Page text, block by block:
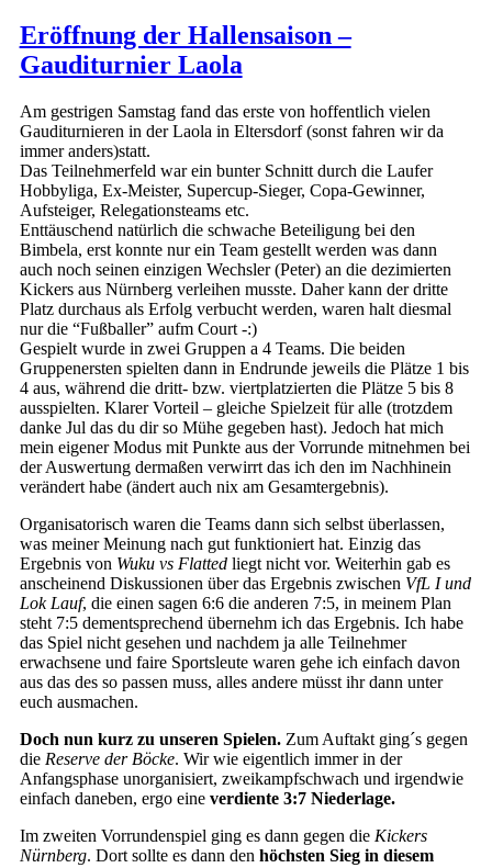
Eröffnung der Hallensaison –
Gauditurnier Laola
Am gestrigen Samstag fand das erste von hoffentlich vielen
Gauditurnieren in der Laola in Eltersdorf (sonst fahren wir da
immer anders)statt.
Das Teilnehmerfeld war ein bunter Schnitt durch die Laufer
Hobbyliga, Ex-Meister, Supercup-Sieger, Copa-Gewinner,
Aufsteiger, Relegationsteams etc.
Enttäuschend natürlich die schwache Beteiligung bei den
Bimbela, erst konnte nur ein Team gestellt werden was dann
auch noch seinen einzigen Wechsler (Peter) an die dezimierten
Kickers aus Nürnberg verleihen musste. Daher kann der dritte
Platz durchaus als Erfolg verbucht werden, waren halt diesmal
nur die “Fußballer” aufm Court -:)
Gespielt wurde in zwei Gruppen a 4 Teams. Die beiden
Gruppenersten spielten dann in Endrunde jeweils die Plätze 1 bis
4 aus, während die dritt- bzw. viertplatzierten die Plätze 5 bis 8
ausspielten. Klarer Vorteil – gleiche Spielzeit für alle (trotzdem
danke Jul das du dir so Mühe gegeben hast). Jedoch hat mich
mein eigener Modus mit Punkte aus der Vorrunde mitnehmen bei
der Auswertung dermaßen verwirrt das ich den im Nachhinein
verändert habe (ändert auch nix am Gesamtergebnis).
Organisatorisch waren die Teams dann sich selbst überlassen,
was meiner Meinung nach gut funktioniert hat. Einzig das
Ergebnis von Wuku vs Flattedliegt nicht vor. Weiterhin gab es
anscheinend Diskussionen über das Ergebnis zwischen VfL I und
Lok Lauf, die einen sagen 6:6 die anderen 7:5, in meinem Plan
steht 7:5 dementsprechend übernehm ich das Ergebnis. Ich habe
das Spiel nicht gesehen und nachdem ja alle Teilnehmer
erwachsene und faire Sportsleute waren gehe ich einfach davon
aus das des so passen muss, alles andere müsst ihr dann unter
euch ausmachen.
Doch nun kurz zu unseren Spielen.Zum Auftakt ging´s gegen
die Reserve der Böcke. Wir wie eigentlich immer in der
Anfangsphase unorganisiert, zweikampfschwach und irgendwie
einfach daneben, ergo eine verdiente 3:7 Niederlage.
Im zweiten Vorrundenspiel ging es dann gegen die Kickers
Nürnberg. Dort sollte es dann den höchsten Sieg in diesem